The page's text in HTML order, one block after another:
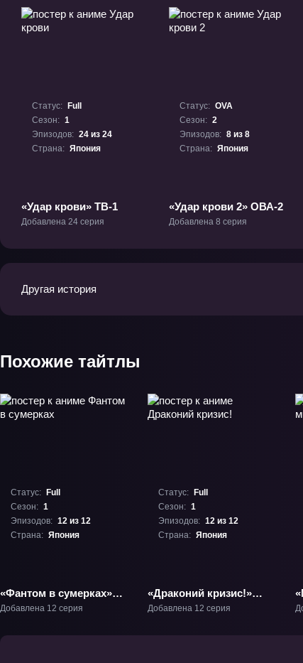
Статус:
Full
Сезон: 1
Эпизодов: 24 из 24
Страна: Япония
«Удар крови» ТВ-1
Добавлена 24 серия
Статус: OVA
Сезон: 2
Эпизодов: 8 из 8
Страна: Япония
«Удар крови 2» ОВА-2
Добавлена 8 серия
Другая история
Похожие тайтлы
Статус:
Full
Сезон: 1
Эпизодов: 12 из 12
Страна: Япония
«Фантом в сумерках»
ТВ-1
Добавлена 12 серия
Статус:
Full
Сезон: 1
Эпизодов: 12 из 12
Страна: Япония
«Драконий кризис!»
ТВ-1
Добавлена 12 серия